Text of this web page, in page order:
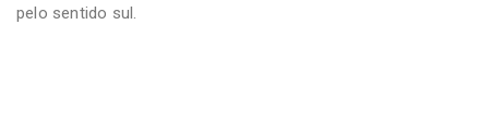
pelo sentido sul.